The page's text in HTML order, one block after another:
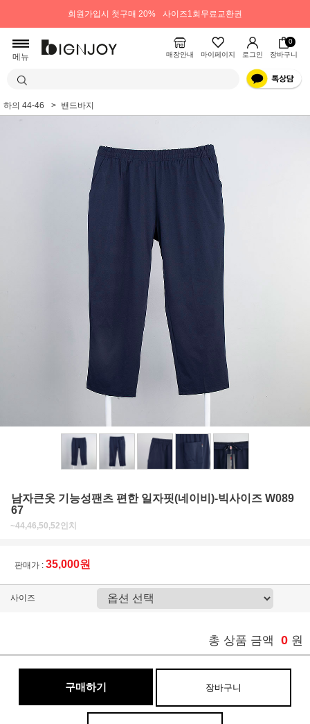
회원가입시 첫구매 20% 사이즈1회무료교환권
메뉴 매장안내 마이페이지 로그인
0
장바구니
하의 44-46 밴드바지
남자큰옷 기능성팬츠 편한 일자핏(네이비)-빅사이즈 W089
67
~44,46,50,52인치
판매가 : 35,000원
사이즈
총 상품 금액 0 원
구매하기 장바구니